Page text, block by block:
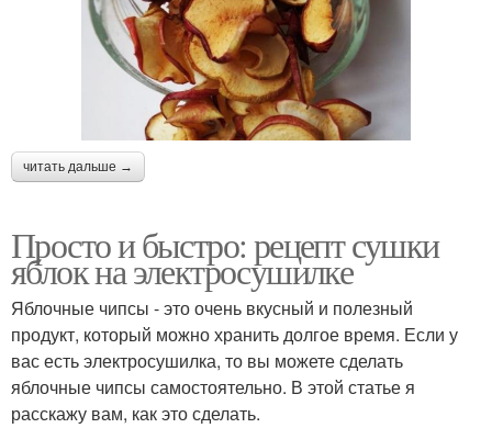
читать дальше →
Просто и быстро: рецепт сушки
яблок на электросушилке
Яблочные чипсы - это очень вкусный и полезный
продукт, который можно хранить долгое время. Если у
вас есть электросушилка, то вы можете сделать
яблочные чипсы самостоятельно. В этой статье я
расскажу вам, как это сделать.